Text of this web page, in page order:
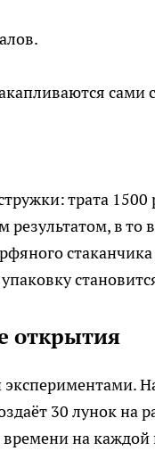
сами
трата 1500
результатом, в
открытия
30 лунок на
на каждой